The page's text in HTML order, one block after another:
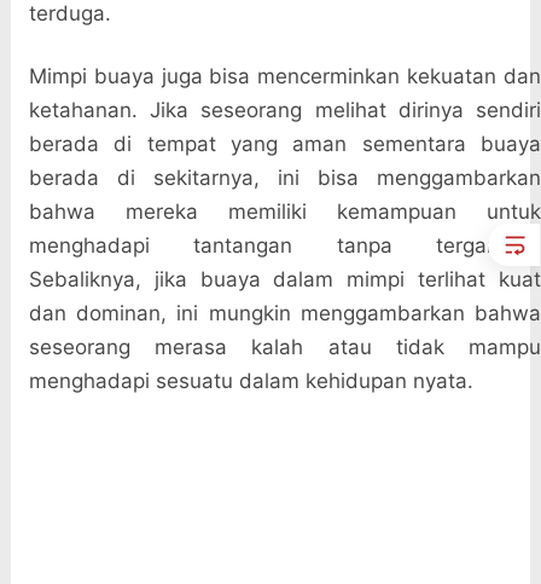
terduga.
Mimpi buaya juga bisa mencerminkan kekuatan dan
ketahanan. Jika seseorang melihat dirinya sendiri
berada di tempat yang aman sementara buaya
berada di sekitarnya, ini bisa menggambarkan
bahwa mereka memiliki kemampuan untuk
menghadapi tantangan tanpa terganggu.
Sebaliknya, jika buaya dalam mimpi terlihat kuat
dan dominan, ini mungkin menggambarkan bahwa
seseorang merasa kalah atau tidak mampu
menghadapi sesuatu dalam kehidupan nyata.